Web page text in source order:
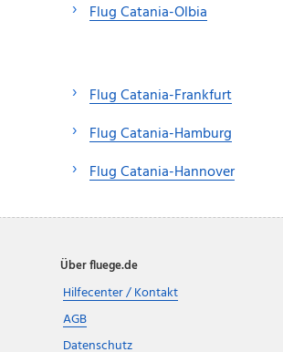
Flug Catania-Olbia
Flug Catania-Frankfurt
Flug Catania-Hamburg
Flug Catania-Hannover